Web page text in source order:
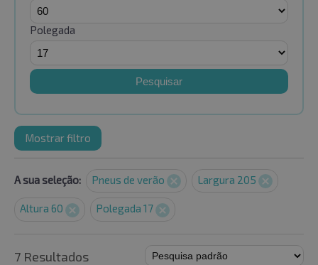
Polegada
Pesquisar
Mostrar filtro
A sua seleção: Pneus de verão Largura 205
Altura 60 Polegada 17
7 Resultados